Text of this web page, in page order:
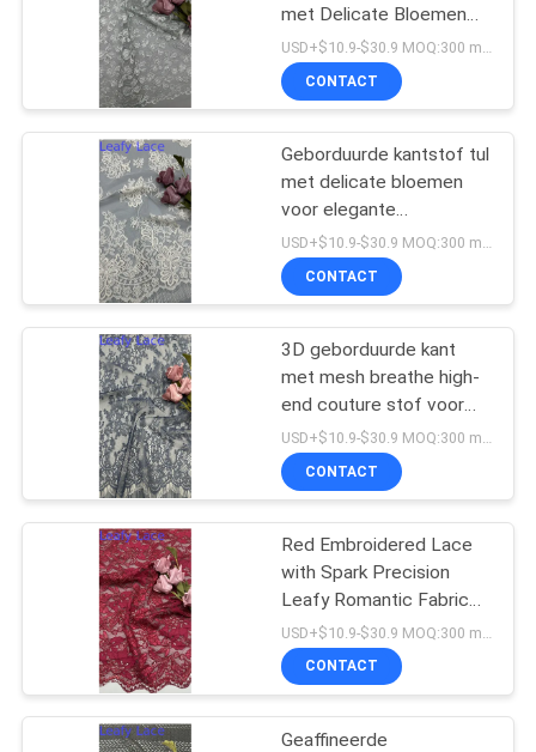
de versiering van het
polyesterkant
13
Geborduurde
Oogjestof
26
De Stof van het
rekkant
met Delicate Bloemen
voor Elegante
Avondjurken
USD+$10.9-$30.9 MOQ:300 meter.
CONTACT
Geborduurde kantstof tul
met delicate bloemen
voor elegante
avondkleding
CONTACT
3D geborduurde kant
met mesh breathe high-
end couture stof voor
formele en galajurken
CONTACT
Red Embroidered Lace
with Spark Precision
Leafy Romantic Fabric
for Party Gowns
CONTACT
Geaffineerde